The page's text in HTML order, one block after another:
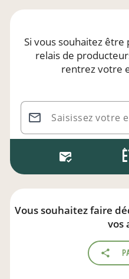
Si vous souhaitez être
relais de
rentrez votre
Saisissez votre
Vous souhaitez faire
vos